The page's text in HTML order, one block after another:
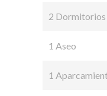
2 Dormitorios
1 Aseo
1